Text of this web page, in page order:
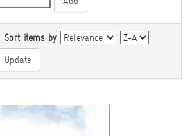
Sort items by